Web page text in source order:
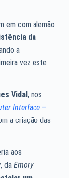
em com alemão
da
a
vez este
Vidal, nos
Interface–
a criação das
aos
, da Emory